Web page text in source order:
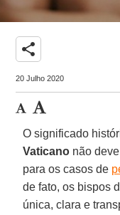
share
20 Julho 2020
O significado
Vaticano não
para os casos de
de fato, os bispos
única, clara e